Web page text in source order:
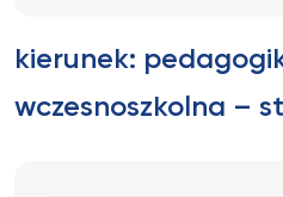
kierunek:
wczesnoszkolna –